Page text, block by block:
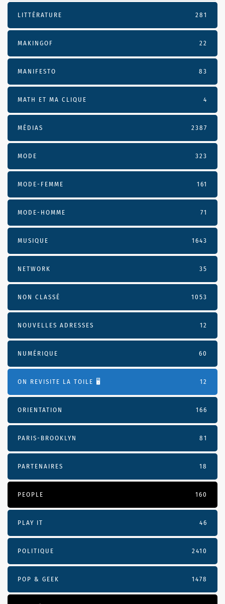
LITTÉRATURE 281
MAKINGOF 22
MANIFESTO 83
MATH ET MA CLIQUE 4
MÉDIAS 2387
MODE 323
MODE-FEMME 161
MODE-HOMME 71
MUSIQUE 1643
NETWORK 35
NON CLASSÉ 1053
NOUVELLES ADRESSES 12
NUMÉRIQUE 60
ON REVISITE LA TOILE 🖥️ 12
ORIENTATION 166
PARIS-BROOKLYN 81
PARTENAIRES 18
PEOPLE 160
PLAY IT 46
POLITIQUE 2410
POP & GEEK 1478